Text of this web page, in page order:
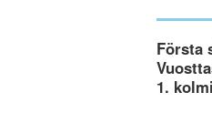
Första
1.